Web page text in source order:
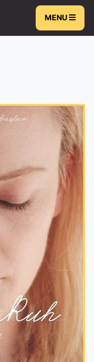
MENU